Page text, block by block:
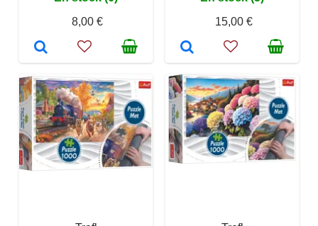
8,00 €
15,00 €